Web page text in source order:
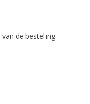
de bestelling.